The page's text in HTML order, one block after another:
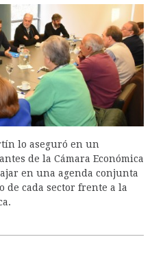
lo aseguró en un
de la Cámara Económica
en una agenda conjunta
cada sector frente a la